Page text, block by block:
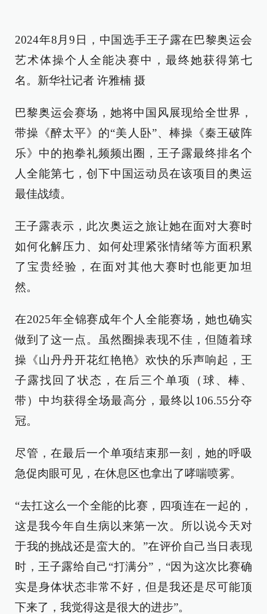
2024年8月9日，中国选手王子露在巴黎奥运会
艺术体操个人全能决赛中，最终她获得第七
名。新华社记者 许雅楠 摄
巴黎奥运会赛场，她将中国风展现给全世界，
带操《醉太平》的“美人卧”、棒操《秦王破阵
乐》中的抱拳礼频频出圈，王子露最终排名个
人全能第七，创下中国运动员在该项目的奥运
最佳战绩。
王子露表示，此次奥运之旅让她在面对大赛时
如何化解压力、如何处理紧张情绪等方面积累
了宝贵经验，在面对其他大赛时也能更加坦
然。
在2025年全锦赛成年个人全能赛场，她也确实
做到了这一点。虽然圈操表现不佳，但随着球
操《山丹丹开花红艳艳》欢快的乐声响起，王
子露找回了状态，在后三个单项（球、棒、
带）中均获得全场最高分，最终以106.55分夺
冠。
尽管，在最后一个单项结束那一刻，她的呼吸
急促肉眼可见，在休息区也拿出了哮喘喷雾。
“去扛这么一个全能的比赛，四项连在一起的，
这是我今年自生病以来第一次。所以说今天对
于我的挑战还是蛮大的。”在评价自己当日表现
时，王子露给自己“打满分”，“因为这次比赛确
实是身体状态非常不好，但是我还是尽可能顶
下来了，我觉得这是很大的进步”。